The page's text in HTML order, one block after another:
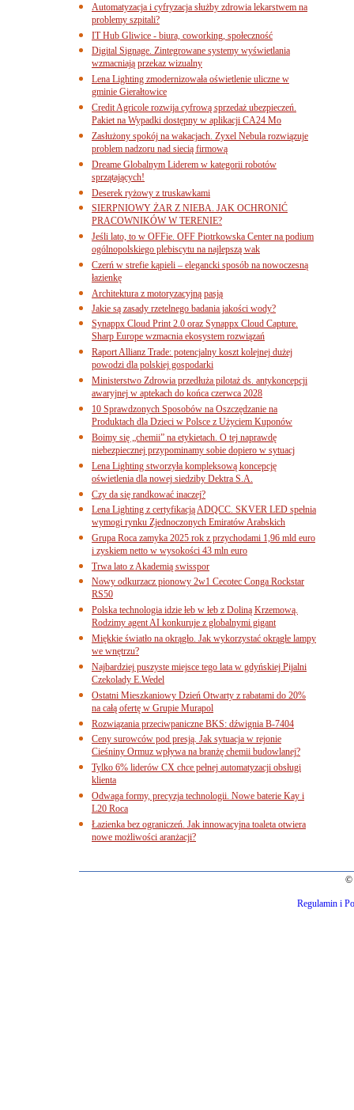
Automatyzacja i cyfryzacja służby zdrowia lekarstwem na
problemy szpitali?
IT Hub Gliwice - biura, coworking, społeczność
Digital Signage. Zintegrowane systemy wyświetlania
wzmacniają przekaz wizualny
Lena Lighting zmodernizowała oświetlenie uliczne w
gminie Gierałtowice
Credit Agricole rozwija cyfrową sprzedaż ubezpieczeń.
Pakiet na Wypadki dostępny w aplikacji CA24 Mo
Zasłużony spokój na wakacjach. Zyxel Nebula rozwiązuje
problem nadzoru nad siecią firmową
Dreame Globalnym Liderem w kategorii robotów
sprzątających!
Deserek ryżowy z truskawkami
SIERPNIOWY ŻAR Z NIEBA. JAK OCHRONIĆ
PRACOWNIKÓW W TERENIE?
Jeśli lato, to w OFFie. OFF Piotrkowska Center na podium
ogólnopolskiego plebiscytu na najlepszą wak
Czerń w strefie kąpieli – elegancki sposób na nowoczesną
łazienkę
Architektura z motoryzacyjną pasją
Jakie są zasady rzetelnego badania jakości wody?
Synappx Cloud Print 2.0 oraz Synappx Cloud Capture.
Sharp Europe wzmacnia ekosystem rozwiązań
Raport Allianz Trade: potencjalny koszt kolejnej dużej
powodzi dla polskiej gospodarki
Ministerstwo Zdrowia przedłuża pilotaż ds. antykoncepcji
awaryjnej w aptekach do końca czerwca 2028
10 Sprawdzonych Sposobów na Oszczędzanie na
Produktach dla Dzieci w Polsce z Użyciem Kuponów
Boimy się „chemii” na etykietach. O tej naprawdę
niebezpiecznej przypominamy sobie dopiero w sytuacj
Lena Lighting stworzyła kompleksową koncepcję
oświetlenia dla nowej siedziby Dektra S.A.
Czy da się randkować inaczej?
Lena Lighting z certyfikacją ADQCC. SKVER LED spełnia
wymogi rynku Zjednoczonych Emiratów Arabskich
Grupa Roca zamyka 2025 rok z przychodami 1,96 mld euro
i zyskiem netto w wysokości 43 mln euro
Trwa lato z Akademią swisspor
Nowy odkurzacz pionowy 2w1 Cecotec Conga Rockstar
RS50
Polska technologia idzie łeb w łeb z Doliną Krzemową.
Rodzimy agent AI konkuruje z globalnymi gigant
Miękkie światło na okrągło. Jak wykorzystać okrągłe lampy
we wnętrzu?
Najbardziej puszyste miejsce tego lata w gdyńskiej Pijalni
Czekolady E.Wedel
Ostatni Mieszkaniowy Dzień Otwarty z rabatami do 20%
na całą ofertę w Grupie Murapol
Rozwiązania przeciwpaniczne BKS: dźwignia B-7404
Ceny surowców pod presją. Jak sytuacja w rejonie
Cieśniny Ormuz wpływa na branżę chemii budowlanej?
Tylko 6% liderów CX chce pełnej automatyzacji obsługi
klienta
Odwaga formy, precyzja technologii. Nowe baterie Kay i
L20 Roca
Łazienka bez ograniczeń. Jak innowacyjna toaleta otwiera
nowe możliwości aranżacji?
©
Regulamin i